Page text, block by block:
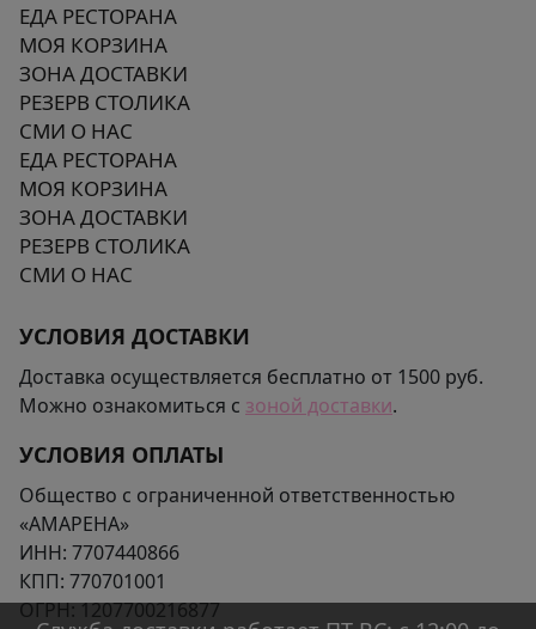
ЕДА РЕСТОРАНА
МОЯ КОРЗИНА
ЗОНА ДОСТАВКИ
РЕЗЕРВ СТОЛИКА
СМИ О НАС
ЕДА РЕСТОРАНА
МОЯ КОРЗИНА
ЗОНА ДОСТАВКИ
РЕЗЕРВ СТОЛИКА
СМИ О НАС
УСЛОВИЯ ДОСТАВКИ
Доставка осуществляется бесплатно от 1500 руб.
Можно ознакомиться с зоной доставки.
УСЛОВИЯ ОПЛАТЫ
Общество с ограниченной ответственностью
«АМАРЕНА»
ИНН: 7707440866
КПП: 770701001
ОГРН:1207700216877